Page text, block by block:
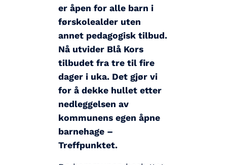
er åpen for alle barn i
førskolealder uten
annet pedagogisk tilbud.
Nå utvider Blå Kors
tilbudet fra tre til fire
dager i uka. Det gjør vi
for å dekke hullet etter
nedleggelsen av
kommunens egen åpne
barnehage –
Treffpunktet.